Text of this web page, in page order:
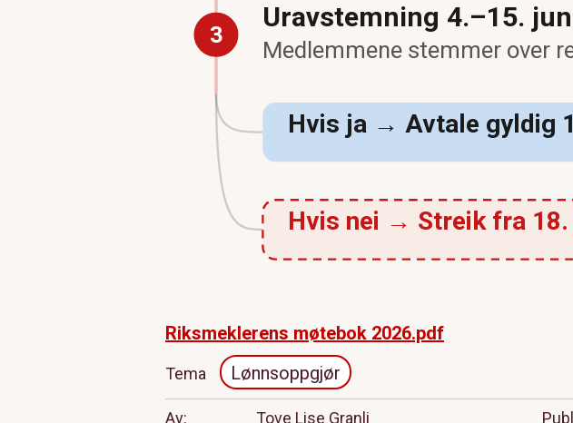
3
Uravstemning 4.–15.
Medlemmene stemmer over
Hvis ja → Avtale gyldig
Hvis nei → Streik fra 18.
Riksmeklerens møtebok 2026.pdf
Tema Lønnsoppgjør
Av Tove Lise Granli